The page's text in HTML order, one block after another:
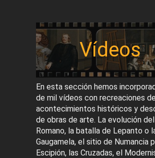
Vídeos
En esta sección hemos
de mil vídeos con recreaciones de
acontecimientos históricos y
de obras de arte. La evolución
Romano, la batalla de Lepanto o
Gaugamela, el sitio de Numancia
Escipión, las Cruzadas, el